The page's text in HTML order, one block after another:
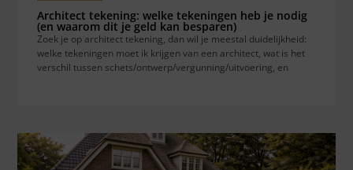
Architect tekening: welke tekeningen heb je nodig
(en waarom dit je geld kan besparen)
Zoek je op architect tekening, dan wil je meestal duidelijkheid:
welke tekeningen moet ik krijgen van een architect, wat is het
verschil tussen schets/ontwerp/vergunning/uitvoering, en